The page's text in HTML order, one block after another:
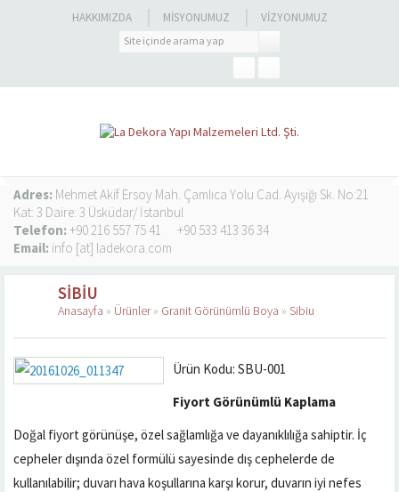
HAKKIMIZDA MISYONUMUZ VIZYONUMUZ
Adres: Mehmet Akif Ersoy Mah. Çamlıca Yolu Cad. Ayışığı Sk. No:21
Kat: 3 Daire: 3 Üsküdar/ İstanbul
Telefon: +90 216 557 75 41
+90 533 413 36 34
Email: info [at] ladekora.com
SIBIU
Anasayfa » Ürünler» Granit Görünümlü Boya » Sibiu
Ürün Kodu: SBU-001
Fiyort Görünümlü Kaplama
Doğal fiyort görünüşe, özel sağlamlığa ve dayanıklılığa sahiptir. İç
cepheler dışında özel formülü sayesinde dış cephelerde de
kullanılabilir; duvarı hava koşullarına karşı korur, duvarın iyi nefes